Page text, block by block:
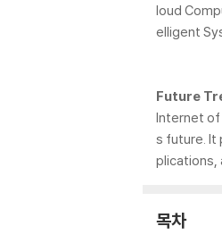
loud
elligent
Future
Internet of
s future. It
목차